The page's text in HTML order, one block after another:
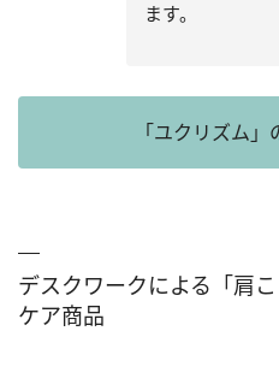
ます。
「ユクリズム
デスクワークによる「肩
ケア商品